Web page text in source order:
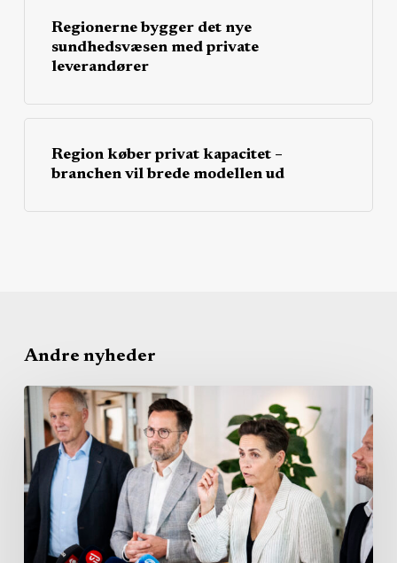
Regionerne bygger det nye
sundhedsvæsen med private
leverandører
Region køber privat kapacitet –
branchen vil brede modellen ud
Andre nyheder
Kommunerne
får
milliarder
–
men
markedet
er